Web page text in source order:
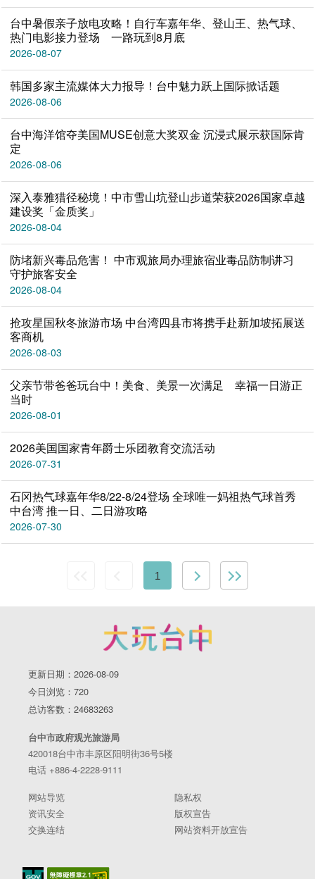
台中暑假亲子放电攻略！自行车嘉年华、登山王、热气球、
热门电影接力登场 一路玩到8月底
2026-08-07
韩国多家主流媒体大力报导！台中魅力跃上国际掀话题
2026-08-06
台中海洋馆夺美国MUSE创意大奖双金 沉浸式展示获国际肯
定
2026-08-06
深入泰雅猎径秘境！中市雪山坑登山步道荣获2026国家卓越
建设奖「金质奖」
2026-08-04
防堵新兴毒品危害！ 中市观旅局办理旅宿业毒品防制讲习
守护旅客安全
2026-08-04
抢攻星国秋冬旅游市场 中台湾四县市将携手赴新加坡拓展送
客商机
2026-08-03
父亲节带爸爸玩台中！美食、美景一次满足 幸福一日游正
当时
2026-08-01
2026美国国家青年爵士乐团教育交流活动
2026-07-31
石冈热气球嘉年华8/22-8/24登场 全球唯一妈祖热气球首秀
中台湾 推一日、二日游攻略
2026-07-30
1
更新日期：2026-08-09
今日浏览：720
总访客数：24683263
台中市政府观光旅游局
420018台中市丰原区阳明街36号5楼
电话 +886-4-2228-9111
网站导览
隐私权
资讯安全
版权宣告
交换连结
网站资料开放宣告